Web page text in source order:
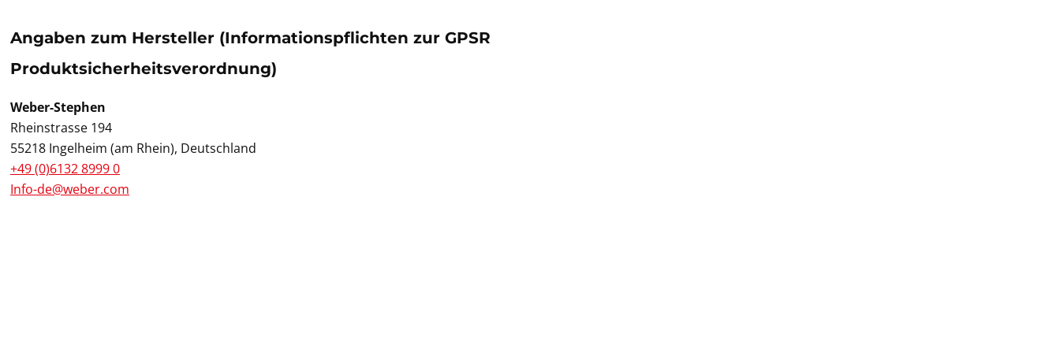
Angaben zum Hersteller (Informationspflichten zur GPSR
Produktsicherheitsverordnung)
Weber-Stephen
Rheinstrasse 194
55218 Ingelheim (am Rhein), Deutschland
+49 (0)6132 8999 0
Info-de@weber.com